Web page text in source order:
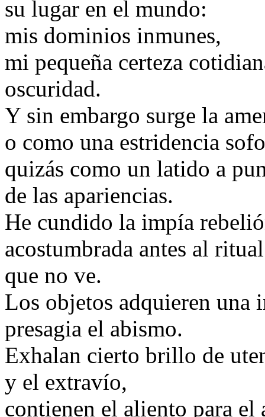
su lugar en el mundo:
mis dominios inmunes,
mi pequeña certeza
oscuridad.
Y sin embargo surge la
o como una estridencia
quizás como un latido a
de las apariencias.
He cundido la impía
acostumbrada antes al
que no ve.
Los objetos adquieren una
presagia el abismo.
Exhalan cierto brillo de
y el extravío,
contienen el aliento para el